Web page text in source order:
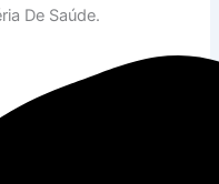
De Saúde.